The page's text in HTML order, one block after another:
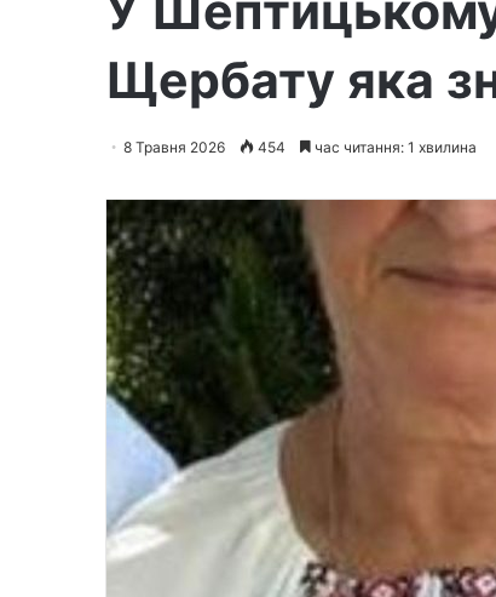
Щербату яка
8 Травня 2026 454 час читання: 1 хвилина